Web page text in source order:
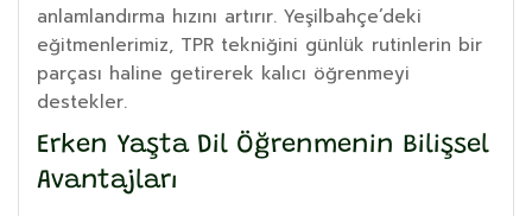
anlamlandırma hızını artırır. Yeşilbahçe’deki
eğitmenlerimiz, TPR tekniğini günlük rutinlerin bir
parçası haline getirerek kalıcı öğrenmeyi
destekler.
Erken Yaşta Dil Öğrenmenin Bilişsel
Avantajları